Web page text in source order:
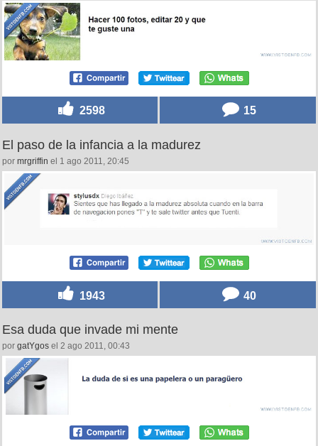
2598 15
El paso de la infancia a la madurez
por mrgriffin el 1 ago 2011, 20:45
1943 40
Esa duda que invade mi mente
por gatYgos el 2 ago 2011, 00:43